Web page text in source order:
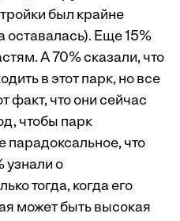
был крайне
Еще 15%
А 70% сказали, что
в этот парк, но все
факт, что они сейчас
чтобы парк
парадоксальное, что
узнали о
тогда, когда его
может быть высокая